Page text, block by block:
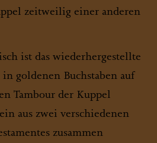
zeitweilig einer anderen
ist das wiederhergestellte
goldenen Buchstaben auf
Tambour der Kuppel
aus zwei verschiedenen
zusammen